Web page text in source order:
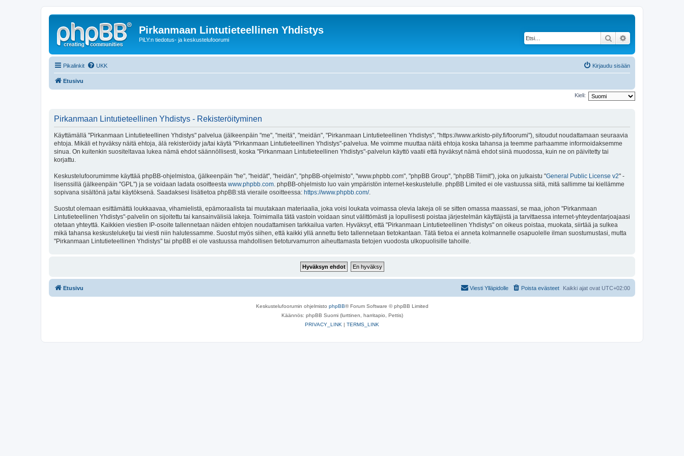
Pirkanmaan Lintutieteellinen Yhdistys
PiLY:n tiedotus- ja keskustelufoorumi Etsi
Pikalinkit UKK Kirjaudu sisään
Etusivu
Kieli:
Pirkanmaan Lintutieteellinen Yhdistys - Rekisteröityminen
Käyttämällä "Pirkanmaan Lintutieteellinen Yhdistys" palvelua (jälkeenpäin "me", "meitä", "meidän", "Pirkanmaan Lintutieteellinen Yhdistys", "https://www.arkisto-pily.fi/foorumi"), sitoudut noudattamaan seuraavia
ehtoja. Mikäli et hyväksy näitä ehtoja, älä rekisteröidy ja/tai käytä "Pirkanmaan Lintutieteellinen Yhdistys"-palvelua. Me voimme muuttaa näitä ehtoja koska tahansa ja teemme parhaamme informoidaksemme
sinua. On kuitenkin suositeltavaa lukea nämä ehdot säännöllisesti, koska "Pirkanmaan Lintutieteellinen Yhdistys"-palvelun käyttö vaatii että hyväksyt nämä ehdot siinä muodossa, kuin ne on päivitetty tai
korjattu.
Keskustelufoorumimme käyttää phpBB-ohjelmistoa, (jälkeenpäin "he", "heidät", "heidän", "phpBB-ohjelmisto", "www.phpbb.com", "phpBB Group", "phpBB Tiimit"), joka on julkaistu "General Public License v2" -
lisenssillä (jälkeenpäin "GPL") ja se voidaan ladata osoitteesta www.phpbb.com. phpBB-ohjelmisto luo vain ympäristön internet-keskustelulle. phpBB Limited ei ole vastuussa siitä, mitä sallimme tai kiellämme
sopivana sisältönä ja/tai käytöksenä. Saadaksesi lisätietoa phpBB:stä vieraile osoitteessa: https://www.phpbb.com/.
Suostut olemaan esittämättä loukkaavaa, vihamielistä, epämoraalista tai muutakaan materiaalia, joka voisi loukata voimassa olevia lakeja oli se sitten omassa maassasi, se maa, johon "Pirkanmaan
Lintutieteellinen Yhdistys"-palvelin on sijoitettu tai kansainvälisiä lakeja. Toimimalla tätä vastoin voidaan sinut välittömästi ja lopullisesti poistaa järjestelmän käyttäjistä ja tarvittaessa internet-yhteydentarjoajaasi
otetaan yhteyttä. Kaikkien viestien IP-osoite tallennetaan näiden ehtojen noudattamisen tarkkailua varten. Hyväksyt, että "Pirkanmaan Lintutieteellinen Yhdistys" on oikeus poistaa, muokata, siirtää ja sulkea
mikä tahansa keskusteluketju tai viesti niin halutessamme. Suostut myös siihen, että kaikki yllä annettu tieto tallennetaan tietokantaan. Tätä tietoa ei anneta kolmannelle osapuolelle ilman suostumustasi, mutta
"Pirkanmaan Lintutieteellinen Yhdistys" tai phpBB ei ole vastuussa mahdollisen tietoturvamurron aiheuttamasta tietojen vuodosta ulkopuolisille tahoille.
Etusivu Kaikki ajat ovat UTC+02:00
Poista evästeet
Viesti Ylläpidolle
Keskustelufoorumin ohjelmisto phpBB® Forum Software © phpBB Limited
Käännös: phpBB Suomi (lurttinen, harritapio, Pettis)
PRIVACY_LINK | TERMS_LINK